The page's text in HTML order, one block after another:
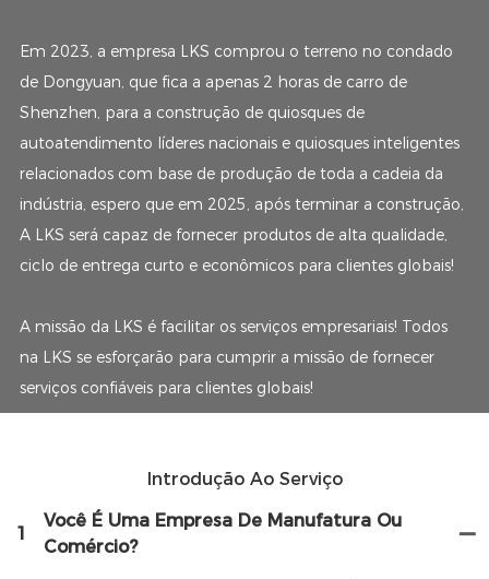
Em 2023, a empresa LKS comprou o terreno no condado
de Dongyuan, que fica a apenas 2 horas de carro de
Shenzhen, para a construção de quiosques de
autoatendimento líderes nacionais e quiosques inteligentes
relacionados com base de produção de toda a cadeia da
indústria, espero que em 2025, após terminar a construção,
A LKS será capaz de fornecer produtos de alta qualidade,
ciclo de entrega curto e econômicos para clientes globais!
A missão da LKS é facilitar os serviços empresariais! Todos
na LKS se esforçarão para cumprir a missão de fornecer
serviços confiáveis ​​para clientes globais!
Introdução Ao Serviço
1
Você É Uma Empresa De Manufatura Ou
Comércio?